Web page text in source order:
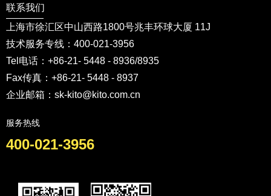
联系我们
上海市徐汇区中山西路1800号兆丰环球大厦 11J
技术服务专线：400-021-3956
Tel电话：+86-21- 5448 - 8936/8935
Fax传真：+86-21- 5448 - 8937
企业邮箱：sk-kito@kito.com.cn
服务热线
400-021-3956